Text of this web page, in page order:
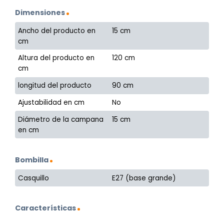
Dimensiones
Ancho del producto en
cm
15 cm
Altura del producto en
cm
120 cm
longitud del producto
90 cm
Ajustabilidad en cm
No
Diámetro de la campana
en cm
15 cm
Bombilla
Casquillo E27 (base grande)
Características